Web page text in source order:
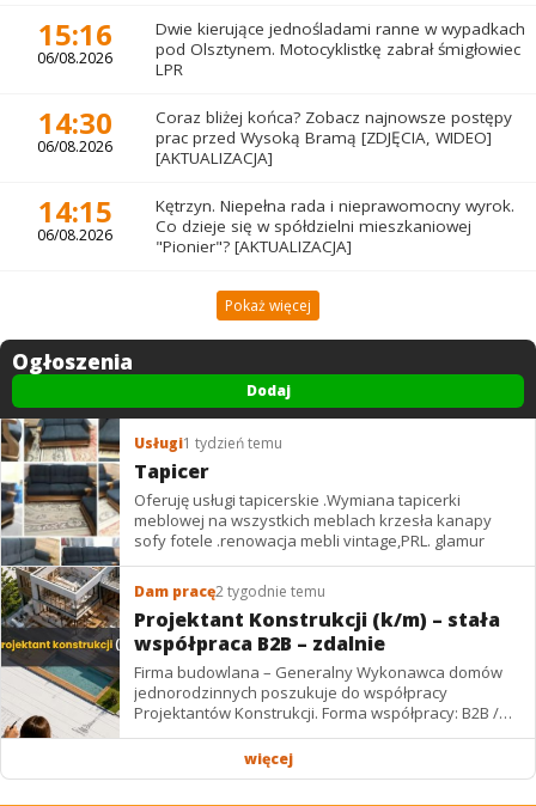
15:16
06/08.2026
Dwie kierujące jednośladami ranne w wypadkach
pod Olsztynem. Motocyklistkę zabrał śmigłowiec
LPR
14:30
06/08.2026
Coraz bliżej końca? Zobacz najnowsze postępy
prac przed Wysoką Bramą [ZDJĘCIA, WIDEO]
[AKTUALIZACJA]
14:15
06/08.2026
Kętrzyn. Niepełna rada i nieprawomocny wyrok.
Co dzieje się w spółdzielni mieszkaniowej
"Pionier"? [AKTUALIZACJA]
Pokaż więcej
Ogłoszenia
Dodaj
Usługi1 tydzień temu
Tapicer
Oferuję usługi tapicerskie .Wymiana tapicerki
meblowej na wszystkich meblach krzesła kanapy
sofy fotele .renowacja mebli vintage,PRL. glamur
Dam pracę2 tygodnie temu
Projektant Konstrukcji (k/m) – stała
współpraca B2B – zdalnie
Firma budowlana – Generalny Wykonawca domów
jednorodzinnych poszukuje do współpracy
Projektantów Konstrukcji. Forma współpracy: B2B /
podwykonawstwo – zdalnie. Wynagrodzenie: ✔
więcej